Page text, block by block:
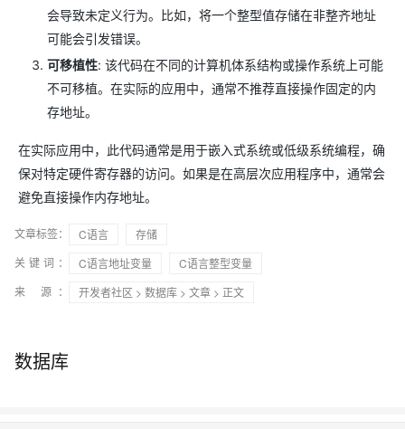
会导致未定义行为。比如，将一个整型值存储在非整齐地址
可能会引发错误。
可移植性: 该代码在不同的计算机体系结构或操作系统上可能
不可移植。在实际的应用中，通常不推荐直接操作固定的内
存地址。
在实际应用中，此代码通常是用于嵌入式系统或低级系统编程，确
保对特定硬件寄存器的访问。如果是在高层次应用程序中，通常会
避免直接操作内存地址。
文章标签： C语言
存储
关键词：
C语言地址变量
C语言整型变量
来 源：
开发者社区 > 数据库 > 文章 > 正文
数据库